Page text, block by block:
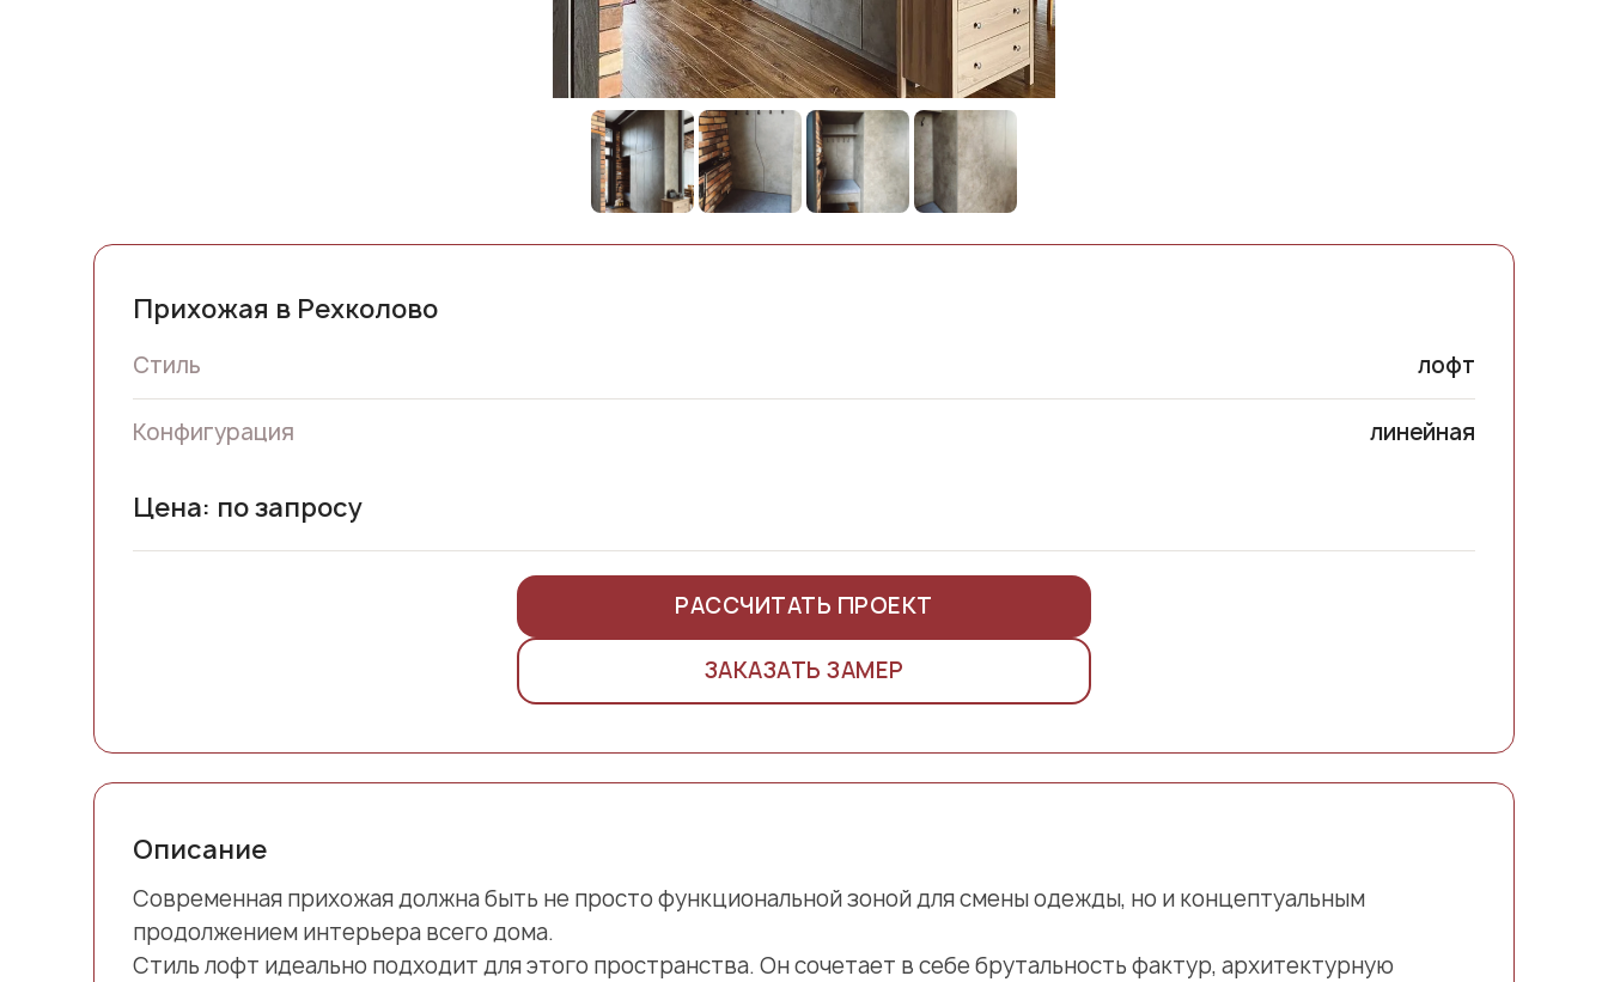
Прихожая в Рехколово
Стиль лофт
Конфигурация линейная
Цена: по запросу
РАССЧИТАТЬ ПРОЕКТ
ЗАКАЗАТЬ ЗАМЕР
Описание
Современная прихожая должна быть не просто функциональной зоной для смены одежды, но и концептуальным
продолжением интерьера всего дома.
Стиль лофт идеально подходит для этого пространства. Он сочетает в себе брутальность фактур, архитектурную